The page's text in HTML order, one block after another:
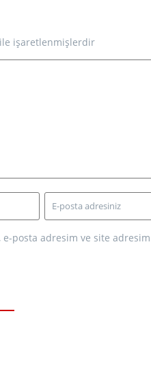
ile işaretlenmişlerdir
posta adresim ve site